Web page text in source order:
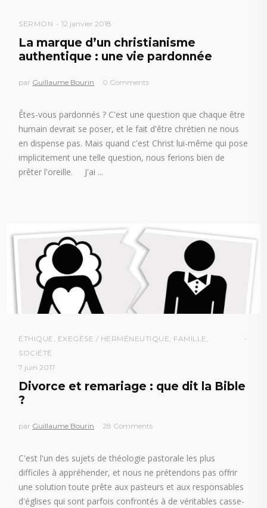
SERMON 12 janvier 2018
La marque d’un christianisme
authentique : une vie pardonnée
par Guillaume Bourin 0 Comments
Êtes-vous pardonnés ? C'est une question que chaque être
humain devrait se poser, et le fait d'être chrétien ne nous
en dispense pas. Mais quand c'est Christ lui-même qui pose
implicitement une telle question, nous ferions bien de
prêter l'oreille. J'ai
ÉTHIQUE , EXEGÈSE / HERMÉNEUTIQUE, FAMILLE ,
SOCIÉTÉ
7 juin 2017
Divorce et remariage : que dit la Bible
?
par Guillaume Bourin 28 Comments
C'est l'un des sujets de théologie pastorale les plus
difficiles à appréhender, et nous ne prétendons pas offrir
une solution toute prête aux pasteurs et aux responsables
d'églises qui sont parfois confrontés à de véritables casse-